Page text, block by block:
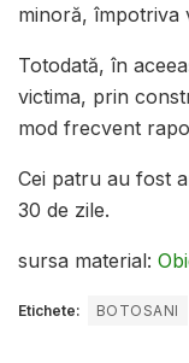
minoră, împotriva
Totodată, în
victima, prin
mod frecvent
Cei patru au fost
30 de zile.
sursa material:
Etichete: BOTOSANI